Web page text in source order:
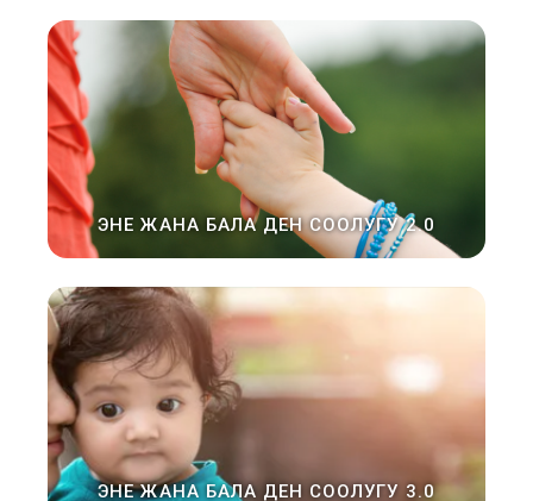
ЭНЕ ЖАНА БАЛА ДЕН СООЛУГУ 2.0
ЭНЕ ЖАНА БАЛА ДЕН СООЛУГУ 3.0